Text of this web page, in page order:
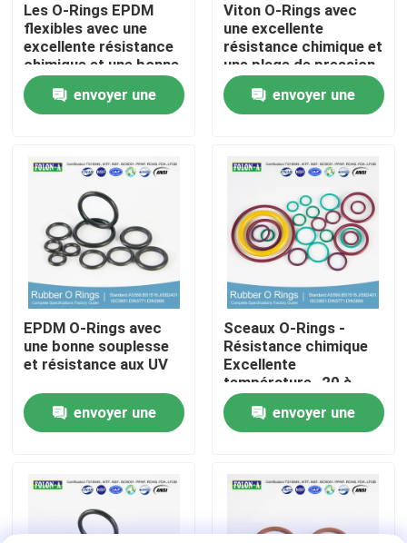
Aperçu
Produits
A propos de nous
Visite d'usine
Contrôle de la qualité
Contact
nouvelles
Tous les cas
joints circulaires en caoutchouc
Les O-Rings EPDM
flexibles avec une
excellente résistance
chimique et une bonne
résistance aux UV
envoyer une
Viton O-Rings avec
une excellente
résistance chimique et
une plage de pression
de 1000 psi
envoyer une
EPDM O-Rings avec
une bonne souplesse
et résistance aux UV
envoyer une
Sceaux O-Rings -
Résistance chimique
Excellente
température -20 à
+180°C Haut
allongementenvoyer une